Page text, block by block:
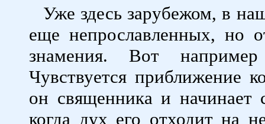
Уже здесь зарубежом, в
еще непрославленных, но
знамения. Вот
Чувствуется приближение
он священника и начинает
когда дух его отходит на